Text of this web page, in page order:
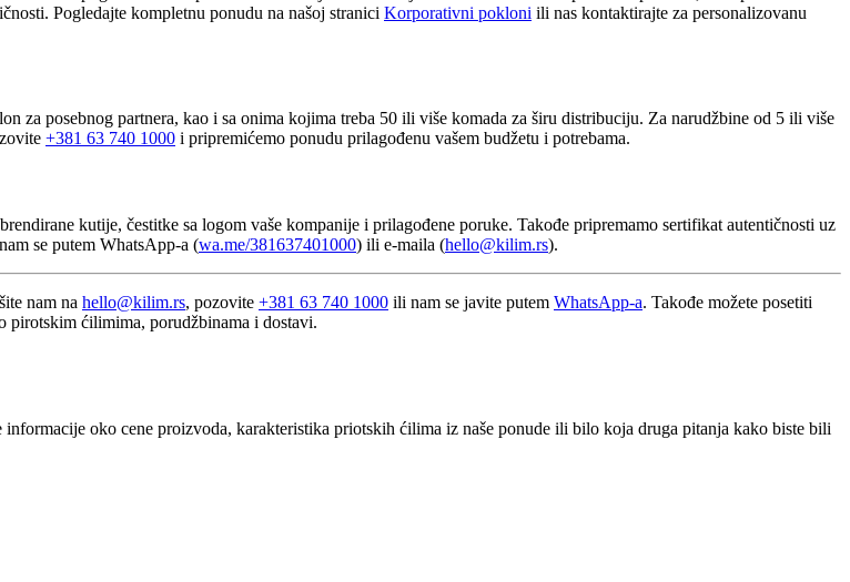
Pogledajte kompletnu ponudu na našoj stranici Korporativni pokloni ili nas kontaktirajte za personalizovanu
posebnog partnera, kao i sa onima kojima treba 50 ili više komada za širu distribuciju. Za narudžbine od 5 ili više
+381 63 740 1000 i pripremićemo ponudu prilagođenu vašem budžetu i potrebama.
kutije, čestitke sa logom vaše kompanije i prilagođene poruke. Takođe pripremamo sertifikat autentičnosti uz
se putem WhatsApp-a (wa.me/381637401000) ili e-maila (hello@kilim.rs).
nam na hello@kilim.rs, pozovite +381 63 740 1000 ili nam se javite putem WhatsApp-a. Takođe možete posetiti
pirotskim ćilimima, porudžbinama i dostavi.
oko cene proizvoda, karakteristika priotskih ćilima iz naše ponude ili bilo koja druga pitanja kako biste bili